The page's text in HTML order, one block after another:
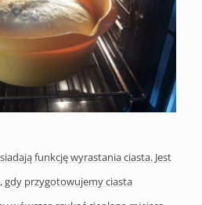
funkcję wyrastania ciasta. Jest
gdy przygotowujemy ciasta